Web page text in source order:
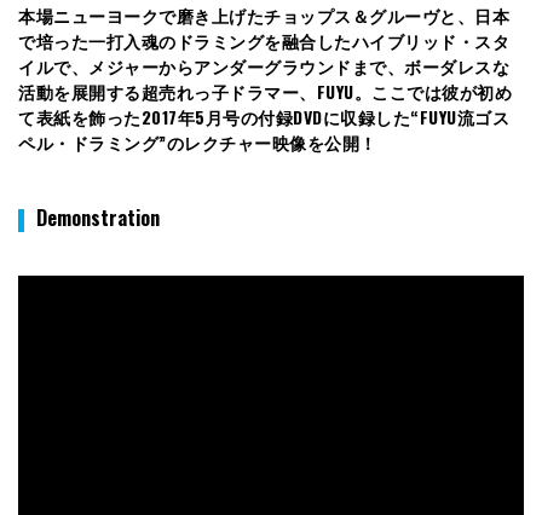
本場ニューヨークで磨き上げたチョップス＆グルーヴと、日本
で培った一打入魂のドラミングを融合したハイブリッド・スタ
イルで、メジャーからアンダーグラウンドまで、ボーダレスな
活動を展開する超売れっ子ドラマー、FUYU。ここでは彼が初め
て表紙を飾った2017年5月号の付録DVDに収録した“FUYU流ゴス
ペル・ドラミング”のレクチャー映像を公開！
Demonstration